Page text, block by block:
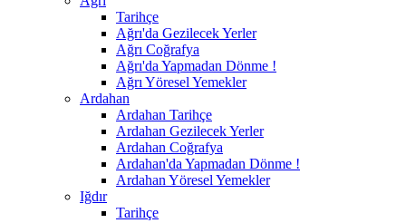
Tarihçe
Ağrı'da Gezilecek Yerler
Ağrı Coğrafya
Ağrı'da Yapmadan Dönme !
Ağrı Yöresel Yemekler
Ardahan
Ardahan Tarihçe
Ardahan Gezilecek Yerler
Ardahan Coğrafya
Ardahan'da Yapmadan Dönme !
Ardahan Yöresel Yemekler
Iğdır
Tarihçe